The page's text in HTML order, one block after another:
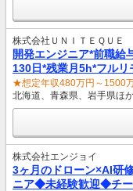
株式会社ＵＮＩＴＥＱＵＥ
開発エンジニア*前職給
130日*残業月5h*フルリ
★想定年収480万円～1500
北海道、青森県、岩手県ほ
株式会社エンジョイ
3ヶ月のドローン×AI研
ニア◆未経験歓迎◆チー